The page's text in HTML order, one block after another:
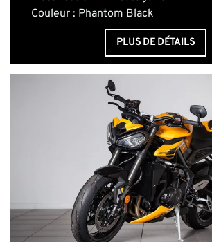
Couleur : Phantom Black
PLUS DE DÉTAILS